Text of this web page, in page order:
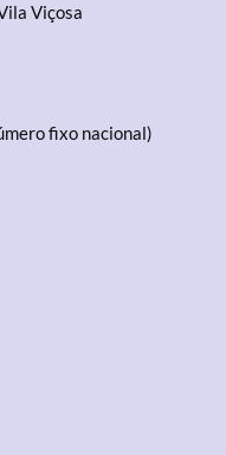
Viçosa
fixo nacional)